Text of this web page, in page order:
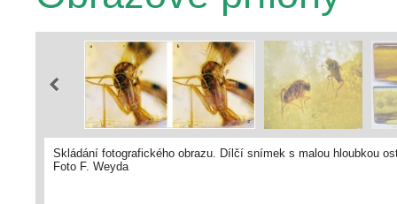
Skládání fotografického obrazu. Dílčí snímek s malou hloubkou
Foto F. Weyda